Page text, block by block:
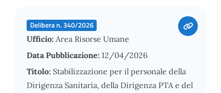
Delibera n. 340/2026
Ufficio: Area Risorse Umane
Data Pubblicazione: 12/04/2026
Titolo: Stabilizzazione per il personale della
Dirigenza Sanitaria, della Dirigenza PTA e del